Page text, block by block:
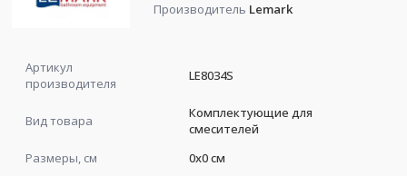
Производитель Lemark
Артикул
производителя
LE8034S
Вид товара
Комплектующие для
смесителей
Размеры, см
0x0 см